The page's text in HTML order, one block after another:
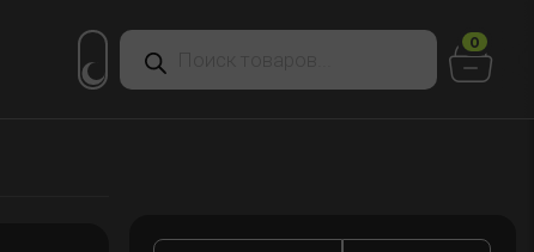
Поиск
товаров
0